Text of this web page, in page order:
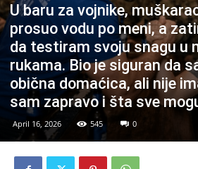
U baru za vojnike,
prosuo vodu po meni, a
da testiram svoju snagu u
rukama. Bio je siguran da
obična domaćica, ali nije
sam zapravo i šta sve
April 16, 2026 545 0